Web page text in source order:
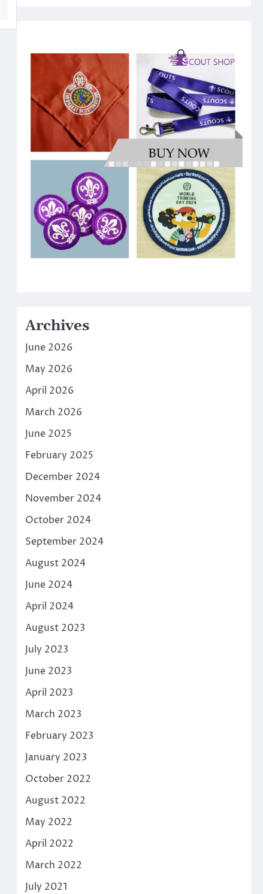
Archives
June 2026
May 2026
April 2026
March 2026
June 2025
February 2025
December 2024
November 2024
October 2024
September 2024
August 2024
June 2024
April 2024
August 2023
July 2023
June 2023
April 2023
March 2023
February 2023
January 2023
October 2022
August 2022
May 2022
April 2022
March 2022
July 2021